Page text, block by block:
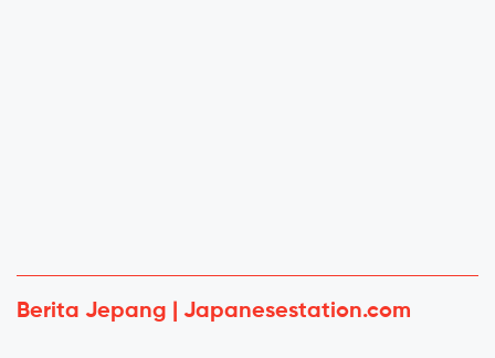
Berita Jepang | Japanesestation.com